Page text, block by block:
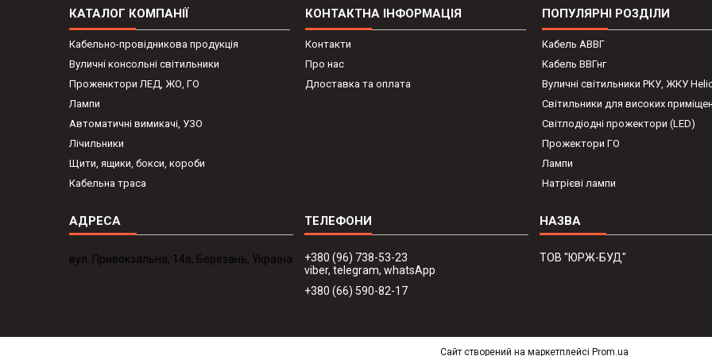
КАТАЛОГ КОМПАНІЇ
Кабельно-провідникова продукція
Вуличні консольні світильники
Проженктори ЛЕД, ЖО, ГО
Лампи
Автоматичні вимикачі, УЗО
Лічильники
Щити, ящики, бокси, короби
Кабельна траса
КОНТАКТНА ІНФОРМАЦІЯ
Контакти
Про нас
Длоставка та оплата
ПОПУЛЯРНІ РОЗДІЛИ
Кабель АВВГ
Кабель ВВГнг
Вуличні світильники РКУ, ЖКУ
Світильники для високих
Світлодіодні прожектори (LED)
Прожектори ГО
Лампи
Натрієві лампи
вул. Привокзальна, 14а, Березань, Україна
+380 (96) 738-53-23
viber, telegram, whatsApp
+380 (66) 590-82-17
ТОВ "ЮРЖ-БУД"
Сайт створений на маркетплейсі Prom.ua